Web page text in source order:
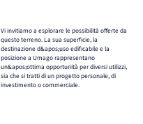
Vi invitiamo a esplorare le possibilità offerte da
questo terreno. La sua superficie, la
destinazione d&apos;uso edificabile e la
posizione a Umago rappresentano
un&apos;ottima opportunità per diversi utilizzi,
sia che si tratti di un progetto personale, di
investimento o commerciale.